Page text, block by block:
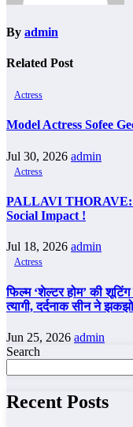
By admin
Related Post
Actress
Model Actress Sofee
Jul 30, 2026 admin
Actress
PALLAVI THORAVE:
Social Impact !
Jul 18, 2026 admin
Actress
फिल्म ‘शेल्टर होम’ की
त्यागी, दर्दनाक सीन ने
Jun 25, 2026 admin
Search
Recent Posts